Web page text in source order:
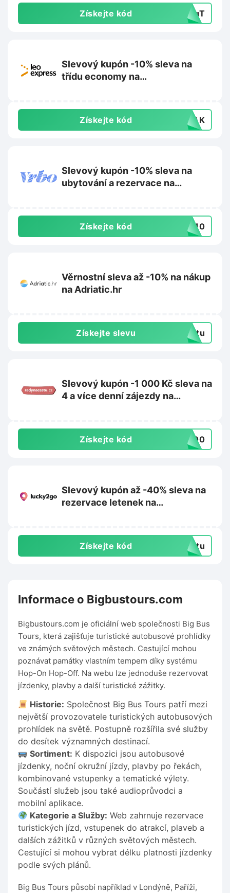
Získejte kód MRqT
Slevový kupón -10% sleva na
třídu economy na
Získejte kód VLAK
Slevový kupón -10% sleva na
ubytování a rezervace na
Získejte kód ET10
Věrnostní sleva až -10% na nákup
na Adriatic.hr
Získejte slevu extu
Slevový kupón -1 000 Kč sleva na
4 a více denní zájezdy na
Získejte kód 1000
Slevový kupón až -40% sleva na
rezervace letenek na
Získejte kód extu
Informace o Bigbustours.com
Bigbustours.com je oficiální web společnosti Big Bus
Tours, která zajišťuje turistické autobusové prohlídky
ve známých světových městech. Cestující mohou
poznávat památky vlastním tempem díky systému
Hop-On Hop-Off. Na webu lze jednoduše rezervovat
jízdenky, plavby a další turistické zážitky.
Historie: Společnost Big Bus Tours patří mezi
největší provozovatele turistických autobusových
prohlídek na světě. Postupně rozšířila své služby
do desítek významných destinací.
Sortiment: K dispozici jsou autobusové
jízdenky, noční okružní jízdy, plavby po řekách,
kombinované vstupenky a tematické výlety.
Součástí služeb jsou také audioprůvodci a
mobilní aplikace.
Kategorie a Služby: Web zahrnuje rezervace
turistických jízd, vstupenek do atrakcí, plaveb a
dalších zážitků v různých světových městech.
Cestující si mohou vybrat délku platnosti jízdenky
podle svých plánů.
Big Bus Tours působí například v Londýně, Paříži,